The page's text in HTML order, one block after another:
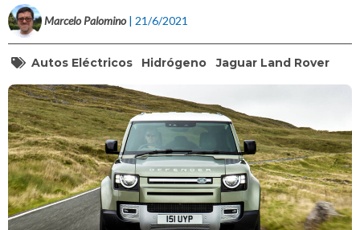
Marcelo Palomino | 21/6/2021
Autos Eléctricos Hidrógeno Jaguar Land Rover